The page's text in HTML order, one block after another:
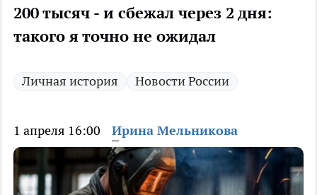
200 тысяч - и сбежал через 2 дня:
такого я точно не ожидал
Личная история Новости России
1 апреля 16:00 Ирина Мельникова